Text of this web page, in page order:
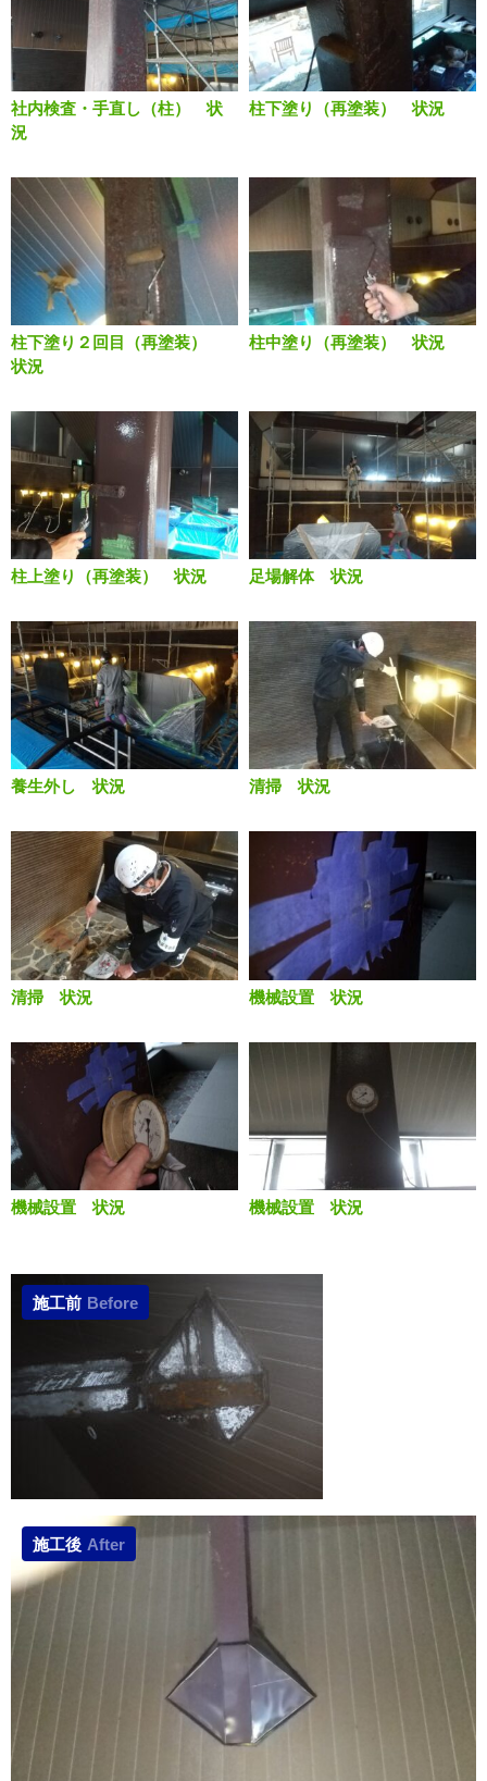
社内検査・手直し（柱） 状
況
柱下塗り（再塗装） 状況
柱下塗り２回目（再塗装）
状況
柱中塗り（再塗装） 状況
柱上塗り（再塗装） 状況 足場解体 状況
養生外し 状況 清掃 状況
清掃 状況 機械設置 状況
機械設置 状況 機械設置 状況
施工前 Before
施工後 After